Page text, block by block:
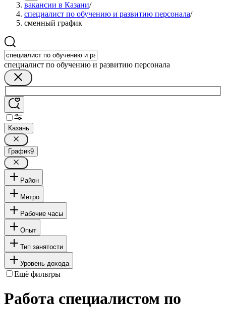
вакансии в Казани/
специалист по обучению и развитию персонала/
сменный график
специалист по обучению и развитию персонала
Казань
График9
Район
Метро
Рабочие часы
Опыт
Тип занятости
Уровень дохода
Ещё фильтры
Работа специалистом по